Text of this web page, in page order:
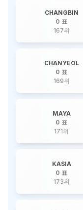
CHANGBIN
0 표
167위
CHANYEOL
0 표
169위
MAYA
0 표
171위
KASIA
0 표
173위